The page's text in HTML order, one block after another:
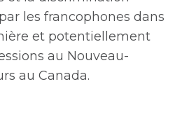
les francophones dans
et potentiellement
au Nouveau-
au Canada.